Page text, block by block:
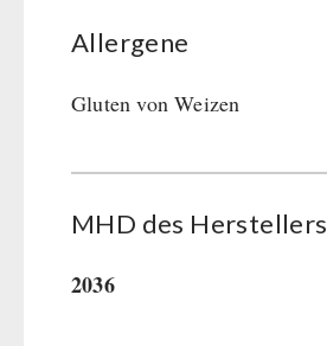
Allergene
Gluten von Weizen
MHD des Her­stel­lers
2036